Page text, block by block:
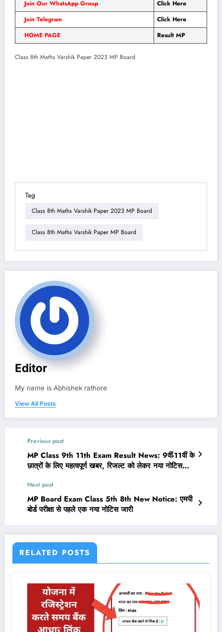
Join Our WhatsApp Group
Click Here
Join Telegram
Click Here
HOME PAGE
Result MP
Class 8th Maths Varshik Paper 2023 MP Board
Tag
Class 8th Maths Varshik Paper 2023 MP Board
Class 8th Maths Varshik Paper MP Board
Editor
My name is Abhishek rathore
View All Posts
Previous post
MP Class 9th 11th Exam Result News: 9वीं-11वीं के
छात्रों के लिए महत्वपूर्ण खबर, रिजल्ट को लेकर नया नोटिस
Next post
MP Board Exam Class 5th 8th New Notice: एमपी
बोर्ड परीक्षा से पहले एक नया नोटिस जारी
RELATED POSTS